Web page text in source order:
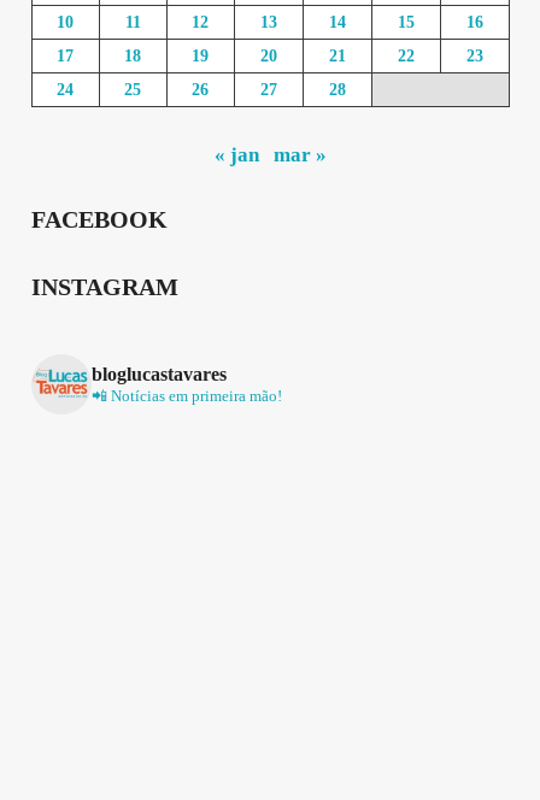
10
11 12 13 14 15
16
17
18 19 20 21 22
23
24
25 26 27 28
« jan mar »
FACEBOOK
INSTAGRAM
bloglucastavares
📲 Notícias em primeira mão!